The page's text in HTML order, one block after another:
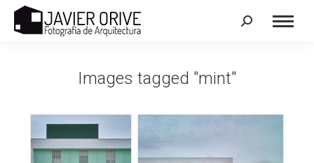
Search:
Images tagged "mint"